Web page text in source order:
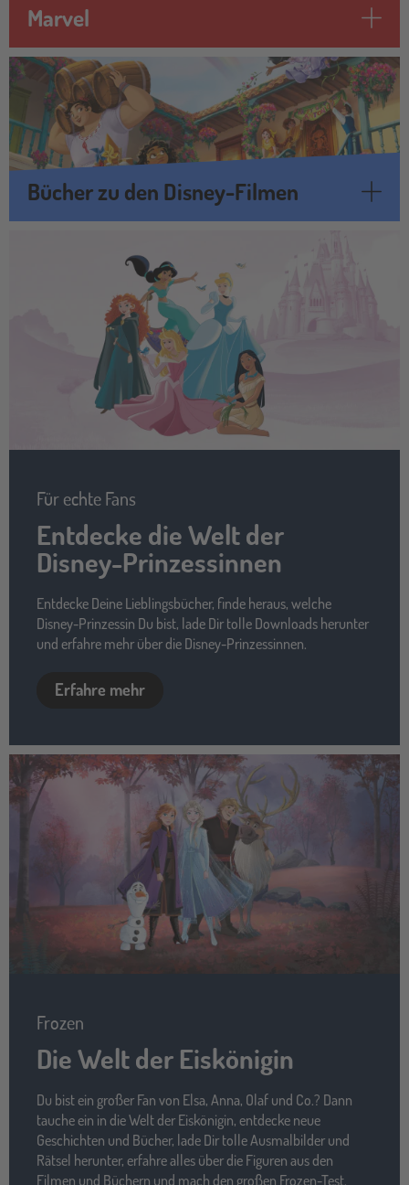
Marvel
Bücher zu den Disney-Filmen
Für echte Fans
Entdecke die Welt der
Disney-Prinzessinnen
Entdecke Deine Lieblingsbücher, finde heraus, welche
Disney-Prinzessin Du bist, lade Dir tolle Downloads herunter
und erfahre mehr über die Disney-Prinzessinnen.
Erfahre mehr
Frozen
Die Welt der Eiskönigin
Du bist ein großer Fan von Elsa, Anna, Olaf und Co.? Dann
tauche ein in die Welt der Eiskönigin, entdecke neue
Geschichten und Bücher, lade Dir tolle Ausmalbilder und
Rätsel herunter, erfahre alles über die Figuren aus den
Filmen und Büchern und mach den großen Frozen-Test.